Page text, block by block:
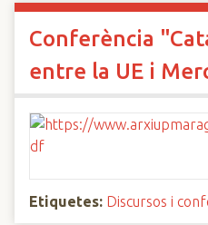
Conferència
entre la UE i
Etiquetes: Discursos i